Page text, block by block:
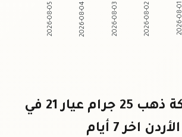
2026-08-05 2026-08-04 2026-08-03 2026-08-02 2026-08-01
سعر سبيكة ذهب 25 جرام عيار 21 في
الأردن اخر 7 أيام